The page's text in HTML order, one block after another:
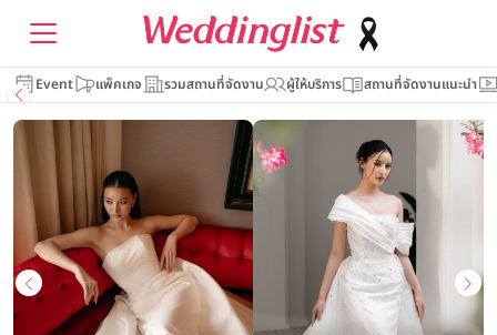
Event แพ็คเกจ รวมสถานที่จัดงาน ผู้ให้บริการ สถานที่จัดงานแนะนำ